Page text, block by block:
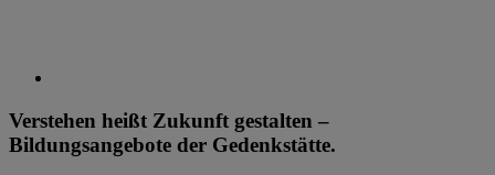
Verstehen heißt Zukunft gestalten –
Bildungsangebote der Gedenkstätte.